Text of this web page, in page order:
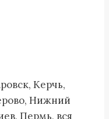
Керчь,
Нижний
Пермь, вся